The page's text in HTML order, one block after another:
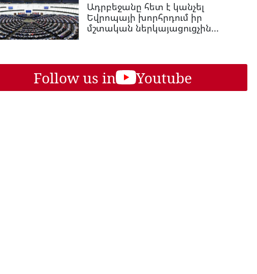
Ադրբեջանը հետ է կանչել
Եվրոպայի խորհրդում իր
մշտական ներկայացուցչին...
Follow us in Youtube